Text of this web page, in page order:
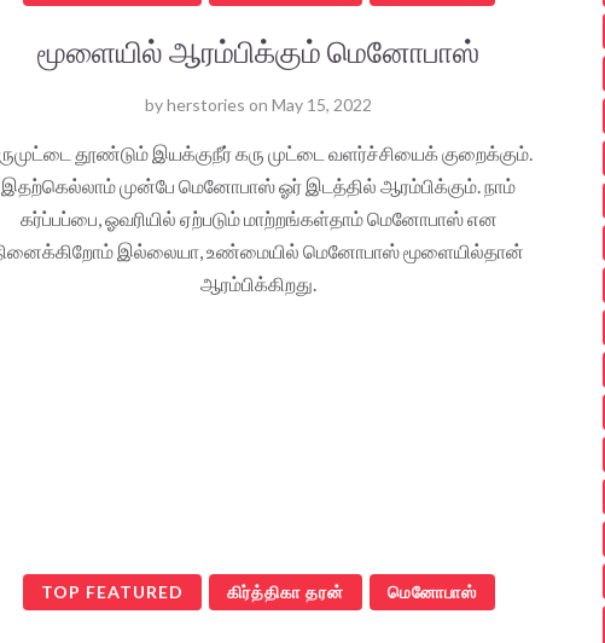
மூளையில் ஆரம்பிக்கும் மெனோபாஸ்
byherstories on May 15, 2022
தூண்டும் இயக்குநீர் கரு முட்டை வளர்ச்சியைக் குறைக்கும்.
இதற்கெல்லாம் முன்பே மெனோபாஸ் ஓர் இடத்தில் ஆரம்பிக்கும். நாம்
கர்ப்பப்பை, ஓவரியில் ஏற்படும் மாற்றங்கள்தாம் மெனோபாஸ் என
இல்லையா, உண்மையில் மெனோபாஸ் மூளையில்தான்
ஆரம்பிக்கிறது.
TOP FEATURED கிர்த்திகா தரன் மெனோபாஸ்